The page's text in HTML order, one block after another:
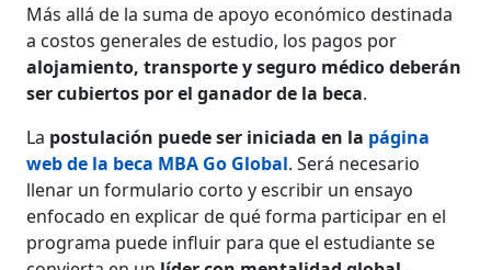
Más allá de la suma de apoyo económico destinada
a costos generales de estudio, los pagos por
alojamiento, transporte y seguro médico deberán
ser cubiertos por el ganador de la beca.
La postulación puede ser iniciada en la página
web de la beca MBA Go Global. Será necesario
llenar un formulario corto y escribir un ensayo
enfocado en explicar de qué forma participar en el
programa puede influir para que el estudiante se